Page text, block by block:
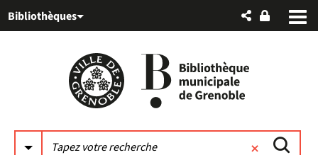
au
auBibliothèques